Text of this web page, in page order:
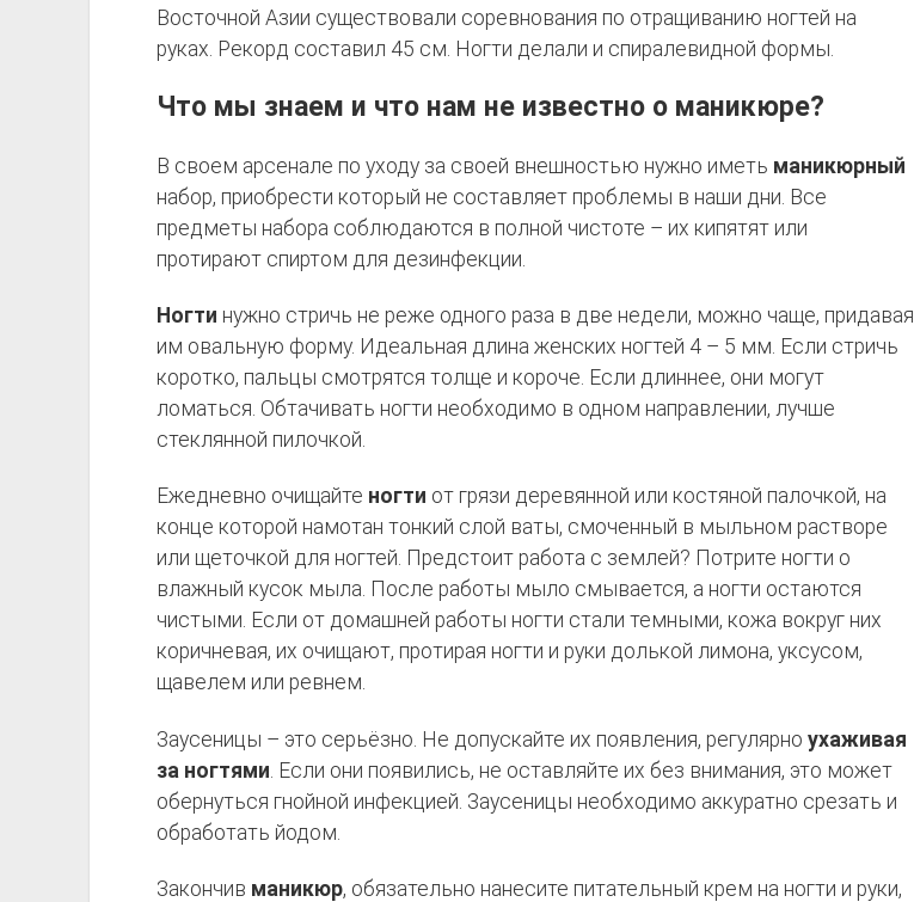
Восточной Азии существовали соревнования по отращиванию ногтей на
руках. Рекорд составил 45 см. Ногти делали и спиралевидной формы.
Что мы знаем и что нам не известно о маникюре?
В своем арсенале по уходу за своей внешностью нужно иметь маникюрный
набор, приобрести который не составляет проблемы в наши дни. Все
предметы набора соблюдаются в полной чистоте – их кипятят или
протирают спиртом для дезинфекции.
Ногти нужно стричь не реже одного раза в две недели, можно чаще, придавая
им овальную форму. Идеальная длина женских ногтей 4 – 5 мм. Если стричь
коротко, пальцы смотрятся толще и короче. Если длиннее, они могут
ломаться. Обтачивать ногти необходимо в одном направлении, лучше
стеклянной пилочкой.
Ежедневно очищайте ногти от грязи деревянной или костяной палочкой, на
конце которой намотан тонкий слой ваты, смоченный в мыльном растворе
или щеточкой для ногтей. Предстоит работа с землей? Потрите ногти о
влажный кусок мыла. После работы мыло смывается, а ногти остаются
чистыми. Если от домашней работы ногти стали темными, кожа вокруг них
коричневая, их очищают, протирая ногти и руки долькой лимона, уксусом,
щавелем или ревнем.
Заусеницы – это серьёзно. Не допускайте их появления, регулярно ухаживая
за ногтями . Если они появились, не оставляйте их без внимания, это может
обернуться гнойной инфекцией. Заусеницы необходимо аккуратно срезать и
обработать йодом.
Закончив маникюр, обязательно нанесите питательный крем на ногти и руки,